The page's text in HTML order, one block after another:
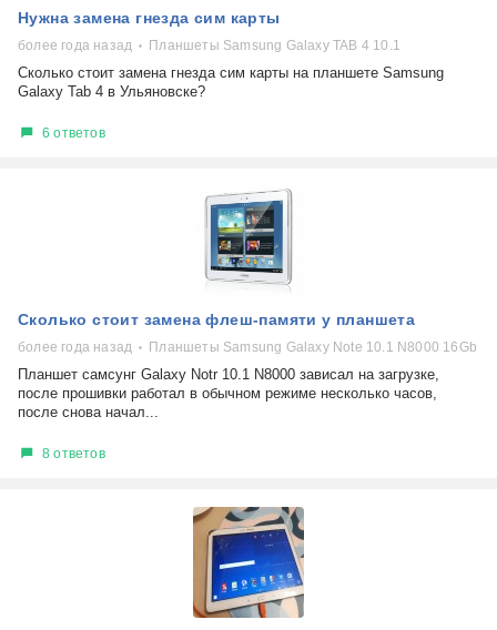
Нужна замена гнезда сим карты
более года назад Планшеты Samsung Galaxy TAB 4 10.1
Сколько стоит замена гнезда сим карты на планшете Samsung
Galaxy Tab 4 в Ульяновске?
6 ответов
Сколько стоит замена флеш-памяти у планшета
более года назад Планшеты Samsung Galaxy Note 10.1 N8000 16Gb
Планшет самсунг Galaxy Notr 10.1 N8000 зависал на загрузке,
после прошивки работал в обычном режиме несколько часов,
после снова начал...
8 ответов